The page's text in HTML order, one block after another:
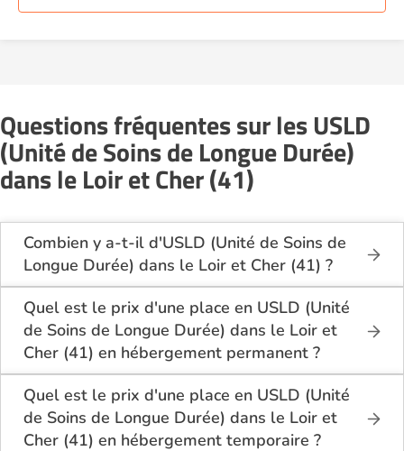
Questions fréquentes sur les USLD
(Unité de Soins de Longue Durée)
dans le Loir et Cher (41)
Combien y a-t-il d'USLD (Unité de Soins de
Longue Durée) dans le Loir et Cher (41) ?
Sur le site Logement-seniors.com, on recense
actuellement 7 USLD (Unité de Soins de Longue
Durée) dans le Loir et Cher (41).
Quel est le prix d'une place en USLD (Unité
de Soins de Longue Durée) dans le Loir et
Cher (41) en hébergement permanent ?
En hébergement permanent, le coût d'une chambre
simple en USLD (Unité de Soins de Longue Durée)
dans le Loir et Cher (41) se situe entre 1 530€ et 1
980€ par mois.
Quel est le prix d'une place en USLD (Unité
de Soins de Longue Durée) dans le Loir et
Cher (41) en hébergement temporaire ?